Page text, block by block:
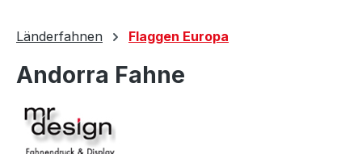
Länderfahnen Flaggen Europa
Andorra Fahne